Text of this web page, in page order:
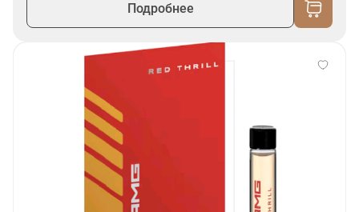
Подробнее